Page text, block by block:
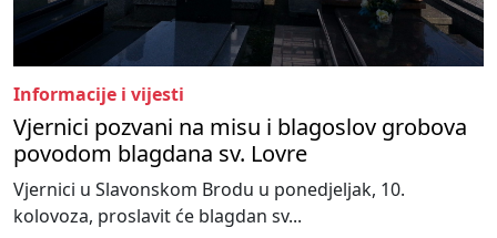
Informacije i vijesti
Vjernici pozvani na misu i blagoslov grobova
povodom blagdana sv. Lovre
Vjernici u Slavonskom Brodu u ponedjeljak, 10.
kolovoza, proslavit će blagdan sv...